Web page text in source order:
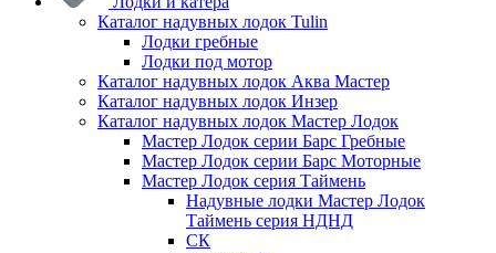
Каталог надувных лодок Tulin
Лодки гребные
Лодки под мотор
Каталог надувных лодок Аква Мастер
Каталог надувных лодок Инзер
Каталог надувных лодок Мастер Лодок
Мастер Лодок серии Барс Гребные
Мастер Лодок серии Барс Моторные
Мастер Лодок серия Таймень
Надувные лодки Мастер Лодок
Таймень серия НДНД
СК